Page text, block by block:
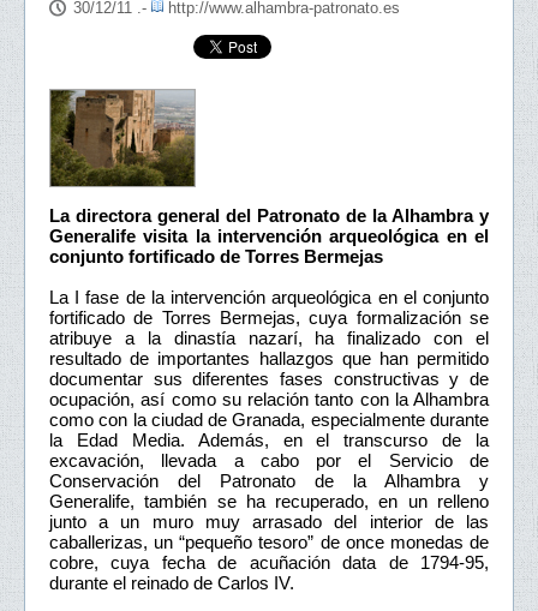
30/12/11 .- http://www.alhambra-patronato.es
La directora general del Patronato de la Alhambra y
Generalife visita la intervención arqueológica en el
conjunto fortificado de Torres Bermejas
La I fase de la intervención arqueológica en el conjunto
fortificado de Torres Bermejas, cuya formalización se
atribuye a la dinastía nazarí, ha finalizado con el
resultado de importantes hallazgos que han permitido
documentar sus diferentes fases constructivas y de
ocupación, así como su relación tanto con la Alhambra
como con la ciudad de Granada, especialmente durante
la Edad Media. Además, en el transcurso de la
excavación, llevada a cabo por el Servicio de
Conservación del Patronato de la Alhambra y
Generalife, también se ha recuperado, en un relleno
junto a un muro muy arrasado del interior de las
caballerizas, un “pequeño tesoro” de once monedas de
cobre, cuya fecha de acuñación data de 1794-95,
durante el reinado de Carlos IV.